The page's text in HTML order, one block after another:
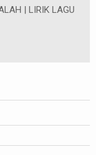
| LIRIK LAGU